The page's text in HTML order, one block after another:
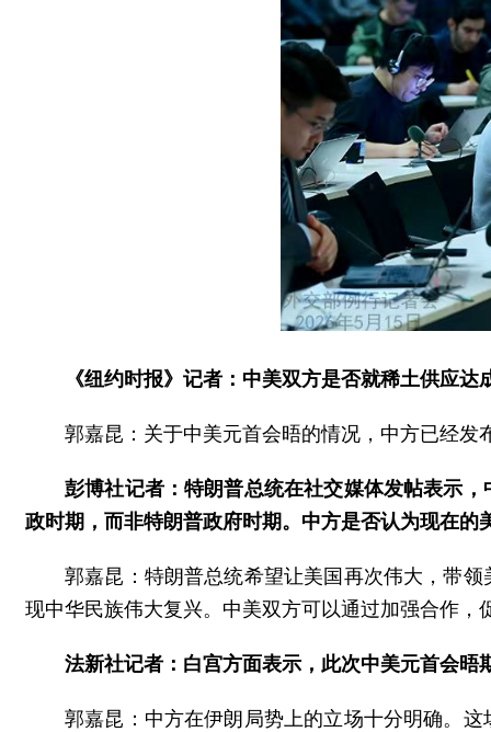
《纽约时报》记者：中美双方是否就稀土供应达
郭嘉昆：关于中美元首会晤的情况，中方已经
彭博社记者：特朗普总统在社交媒体发帖表示
政时期，而非特朗普政府时期。中方是否认为现在的
郭嘉昆：特朗普总统希望让美国再次伟大，带
现中华民族伟大复兴。中美双方可以通过加强合作，
法新社记者：白宫方面表示，此次中美元首会
郭嘉昆：中方在伊朗局势上的立场十分明确。